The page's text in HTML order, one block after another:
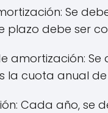
Se
plazo debe ser
amortización:
la cuota anual
Cada año, se